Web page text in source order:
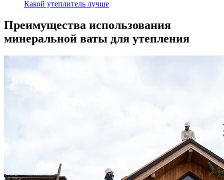
Какой утеплитель лучше
Преимущества использования
минеральной ваты для утепления